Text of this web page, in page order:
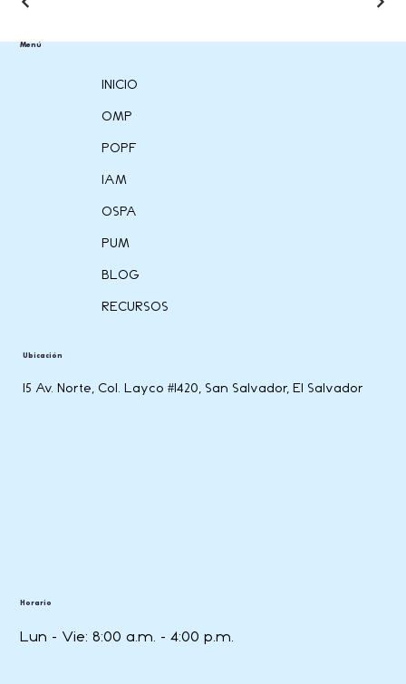
Menú
INICIO
OMP
POPF
IAM
OSPA
PUM
BLOG
RECURSOS
Horario
Lun - Vie: 8:00 a.m. - 4:00 p.m.
Ubicación
15 Av. Norte, Col. Layco #1420, San Salvador, El Salvador